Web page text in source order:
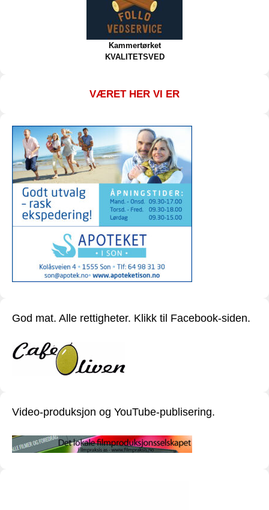
Kammertørket
KVALITETSVED
VÆRET HER VI ER
God mat. Alle rettigheter. Klikk til Facebook-siden.
Video-produksjon og YouTube-publisering.